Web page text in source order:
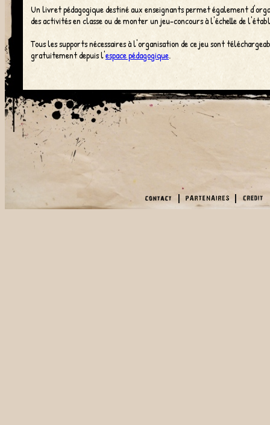
Un livret pédagogique destiné aux enseignants permet également
des activités en classe ou de monter un jeu-concours à l'échelle de
Tous les supports nécessaires à l'organisation de ce jeu sont
gratuitement depuis l'espace pédagogique.